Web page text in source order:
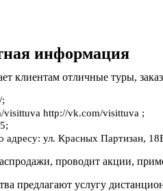
информация
клиентам отличные туры,
visittuva http://vk.com/visittuva ;
ул. Красных Партизан,
проводит акции,
предлагают услугу